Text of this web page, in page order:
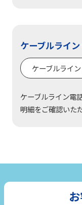
ケーブルライ
ケーブルライ
ケーブルライン電
明細をご確認いた